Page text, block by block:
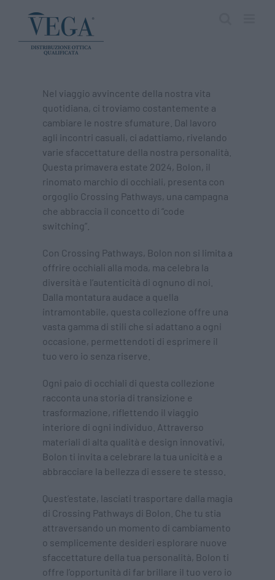
contenuto
Nel viaggio avvincente della nostra vita
quotidiana, ci troviamo costantemente a
cambiare le nostre sfumature. Dal lavoro
agli incontri casuali, ci adattiamo, rivelando
varie sfaccettature della nostra personalità.
Questa primavera estate 2024, Bolon, il
rinomato marchio di occhiali, presenta con
orgoglio Crossing Pathways, una campagna
che abbraccia il concetto di “code
switching”.
Con Crossing Pathways, Bolon non si limita a
offrire occhiali alla moda, ma celebra la
diversità e l’autenticità di ognuno di noi.
Dalla montatura audace a quella
intramontabile, questa collezione offre una
vasta gamma di stili che si adattano a ogni
occasione, permettendoti di esprimere il
tuo vero io senza riserve.
Ogni paio di occhiali di questa collezione
racconta una storia di transizione e
trasformazione, riflettendo il viaggio
interiore di ogni individuo. Attraverso
materiali di alta qualità e design innovativi,
Bolon ti invita a celebrare la tua unicità e a
abbracciare la bellezza di essere te stesso.
Quest’estate, lasciati trasportare dalla magia
di Crossing Pathways di Bolon. Che tu stia
attraversando un momento di cambiamento
o semplicemente desideri esplorare nuove
sfaccettature della tua personalità, Bolon ti
offre l’opportunità di far brillare il tuo vero io